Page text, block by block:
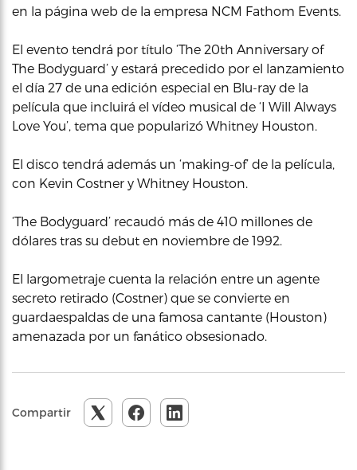
en la página web de la empresa NCM Fathom Events.
El evento tendrá por título ‘The 20th Anniversary of
The Bodyguard’ y estará precedido por el lanzamiento
el día 27 de una edición especial en Blu-ray de la
película que incluirá el vídeo musical de ‘I Will Always
Love You’, tema que popularizó Whitney Houston.
El disco tendrá además un ‘making-of’ de la película,
con Kevin Costner y Whitney Houston.
‘The Bodyguard’ recaudó más de 410 millones de
dólares tras su debut en noviembre de 1992.
El largometraje cuenta la relación entre un agente
secreto retirado (Costner) que se convierte en
guardaespaldas de una famosa cantante (Houston)
amenazada por un fanático obsesionado.
Compartir